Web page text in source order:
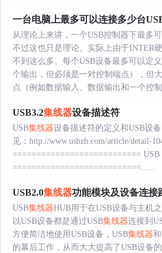
一台电脑上最多可以连接多少台
从理论上来讲，一个USB控制器下最多
不过这也只是理论。实际上由于INTER
不到这么多。每个USB设备最多可以定
个输出，但必须是一对控制端点），但
点（例如数据输入、数据输出和一个控
USB3.2集线器设备描述符
USB集线器设备描述符的定义和USB设
见：http://www.usbzh.com/article/detail-
=========================== USB
===========================......
USB2.0集线器功能模块及设备连接
USB集线器HUB用于在USB设备与主机
以USB设备都是通过USB集线器连接到
方便简洁地使用USB设备，USB集线器
的幕后工作，从而大大提高了USB设备